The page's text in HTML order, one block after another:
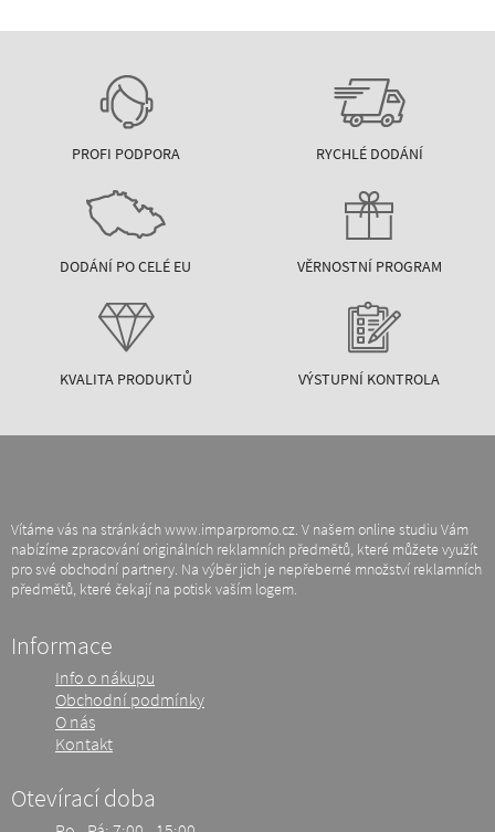
PROFI PODPORA RYCHLÉ DODÁNÍ
DODÁNÍ PO CELÉ EU VĚRNOSTNÍ PROGRAM
KVALITA PRODUKTŮ VÝSTUPNÍ KONTROLA
Vítáme vás na stránkách www.imparpromo.cz. V našem online studiu Vám
nabízíme zpracování originálních reklamních předmětů, které můžete využít
pro své obchodní partnery. Na výběr jich je nepřeberné množství reklamních
předmětů, které čekají na potisk vaším logem.
Informace
Info o nákupu
Obchodní podmínky
O nás
Kontakt
Otevírací doba